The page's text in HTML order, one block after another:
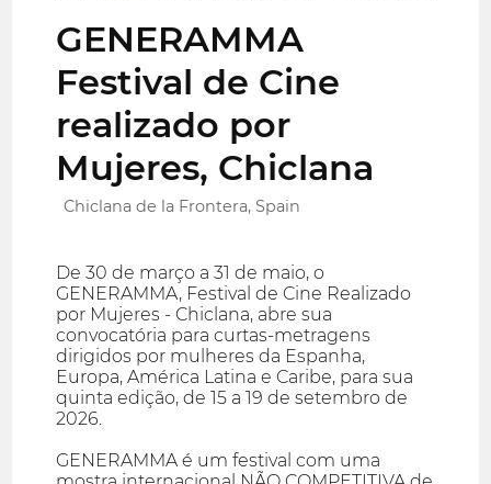
GENERAMMA
Festival de Cine
realizado por
Mujeres, Chiclana
Chiclana de la Frontera, Spain
De 30 de março a 31 de maio, o
GENERAMMA, Festival de Cine Realizado
por Mujeres - Chiclana, abre sua
convocatória para curtas-metragens
dirigidos por mulheres da Espanha,
Europa, América Latina e Caribe, para sua
quinta edição, de 15 a 19 de setembro de
2026.
GENERAMMA é um festival com uma